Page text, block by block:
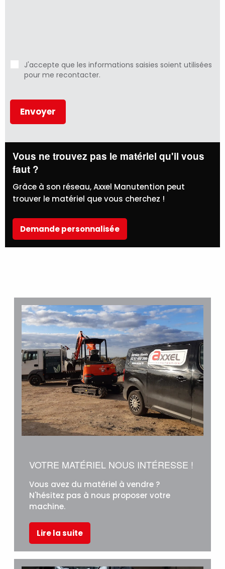
J'accepte que les informations saisies soient utilisées
pour me recontacter.
Vous ne trouvez pas le matériel qu'il vous
faut ?
Grâce à son réseau, Axxel Manutention peut
trouver le matériel que vous cherchez !
Demande personnalisée
VOTRE MATÉRIEL NOUS INTÉRESSE !
Vous avez du matériel à vendre ?
N'hésitez pas à nous proposer votre
machine.
Lire la suite